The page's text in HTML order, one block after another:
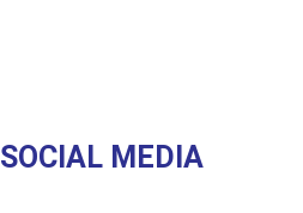
SOCIAL MEDIA